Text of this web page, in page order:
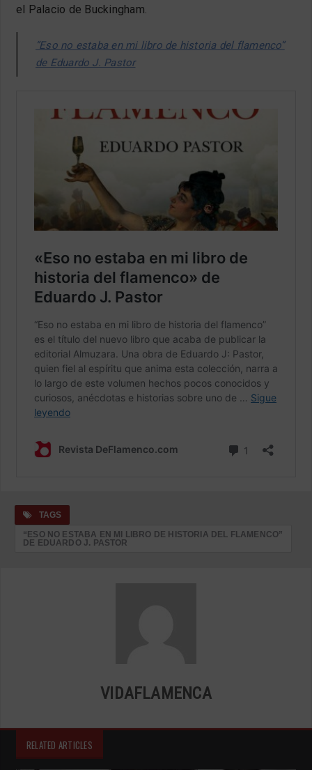
el Palacio de Buckingham.
“Eso no estaba en mi libro de historia del flamenco”
de Eduardo J. Pastor
TAGS
“ESO NO ESTABA EN MI LIBRO DE HISTORIA DEL FLAMENCO”
DE EDUARDO J. PASTOR
VIDAFLAMENCA
RELATED ARTICLES